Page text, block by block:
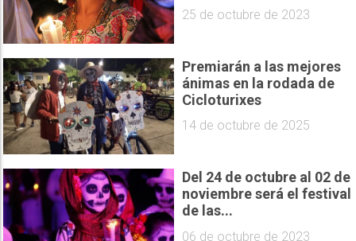
25 de octubre de 2023
Premiarán a las mejores
ánimas en la rodada de
Cicloturixes
14 de octubre de 2025
Del 24 de octubre al 02 de
noviembre será el festival
de las...
06 de octubre de 2023